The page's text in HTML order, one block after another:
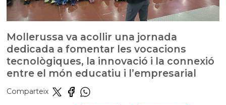
Mollerussa va acollir una jornada
dedicada a fomentar les vocacions
tecnològiques, la innovació i la connexió
entre el món educatiu i l’empresarial
Comparteix